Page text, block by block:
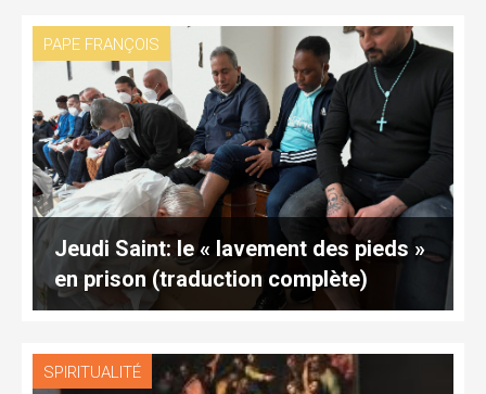
PAPE FRANÇOIS
Jeudi Saint: le « lavement des pieds »
en prison (traduction complète)
SPIRITUALITÉ